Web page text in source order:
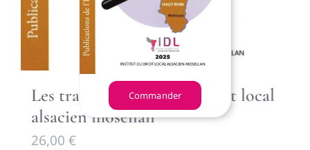
Les transformations du droit local
alsacien mosellan
26,00 €
Commander